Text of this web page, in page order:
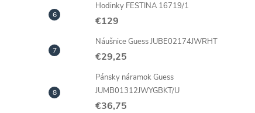
Hodinky FESTINA 16719/1
€129
Náušnice Guess JUBE02174JWRHT
€29,25
Pánsky náramok Guess
JUMB01312JWYGBKT/U
€36,75